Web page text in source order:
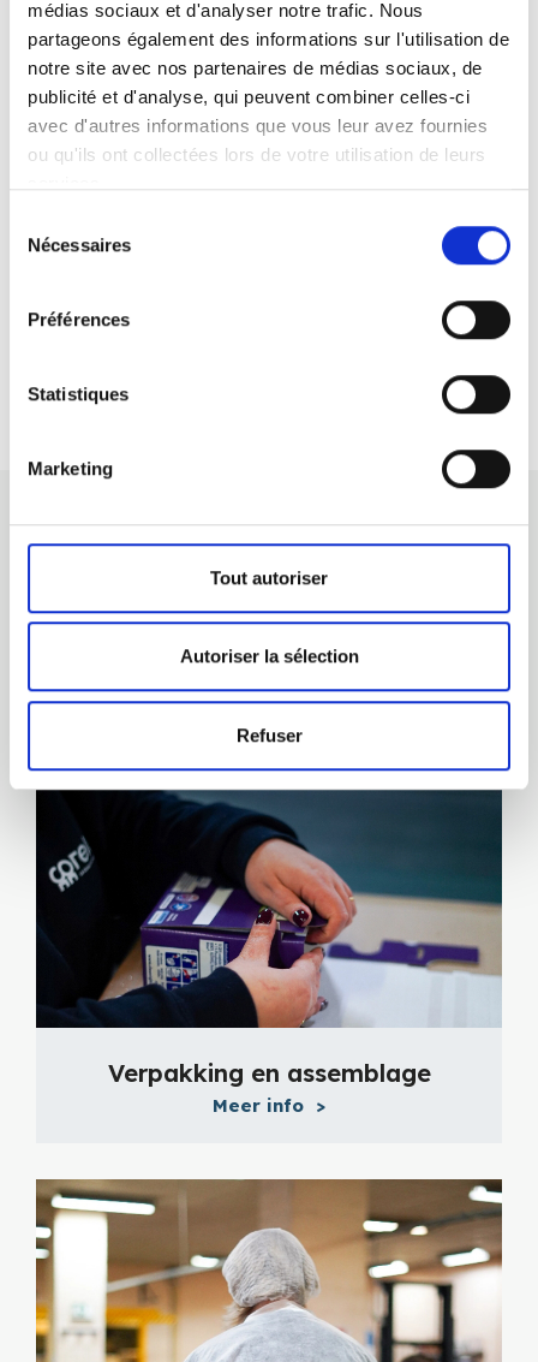
médias sociaux et d'analyser notre trafic. Nous
partageons également des informations sur l'utilisation de
notre site avec nos partenaires de médias sociaux, de
publicité et d'analyse, qui peuvent combiner celles-ci
avec d'autres informations que vous leur avez fournies
ou qu'ils ont collectées lors de votre utilisation de leurs
duNécessaires
Préférences
Statistiques
Marketing
Tout autoriser
Autoriser la sélection
Refuser
Een snelle en betrouwbare dienstverlening
En dat is nog niet alles!
Ontdek onze andere
activiteiten.
Verpakking en assemblage
Meer info >